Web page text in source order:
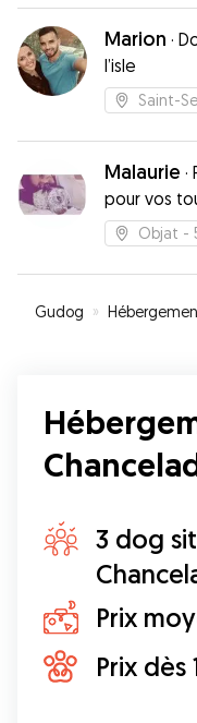
Marion ·
l’isle
Saint-
Malaurie ·
pour vos
Objat -
Gudog »
3 dog
Prix
Prix dès